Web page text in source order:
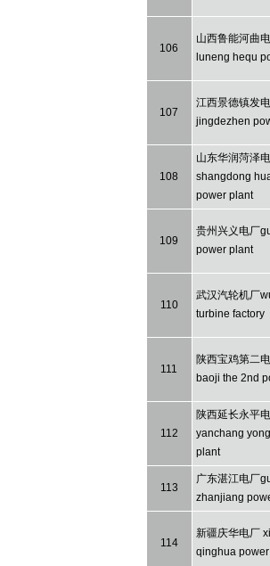
106
山西鲁能河曲
luneng hequ
107
江西景德镇发
jingdezhen
108
山东华润菏泽
shangdong
power plant
109
贵州兴义电厂
power plant
110
武汉汽轮机厂
turbine factory
111
陕西宝鸡第二
baoji the 2nd
112
陕西延长永平
yanchang
plant
113
广东湛江电厂
zhanjiang
114
新疆庆华电厂
qinghua